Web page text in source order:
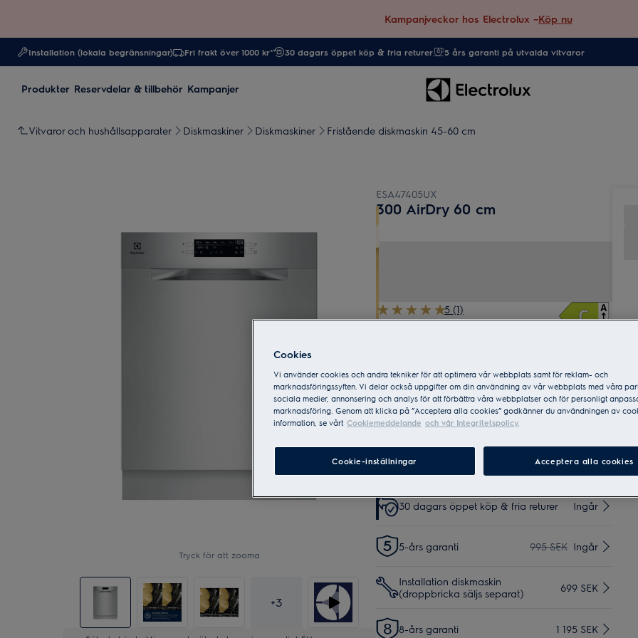
Kampanjveckor hos Electrolux –Köp nu
Installation (lokala begränsningar) Fri frakt över 1000 kr* 30 dagars öppet köp & fria returer 5 års garanti på utvalda vitvaror
Produkter Reservdelar & tillbehör Kampanjer
Vitvaror och hushållsapparater Diskmaskiner Diskmaskiner Fristående diskmaskin 45-60 cm
Tryck för att zooma
+3
ESA47405UX
300 AirDry 60 cm
5 (1)
Bring – Hemleverans tomtgräns 299 SEK
Schenker – Hemleverans tomtgräns
Hemleverans med inbärning 599 SEK
30 dagars öppet köp & fria returer Ingår
5-års garanti 995 SEK Ingår
Installation diskmaskin
(droppbricka säljs separat)
699 SEK
8-års garanti 1 195 SEK
Cookies
Vi använder cookies och andra tekniker för att optimera vår webbplats samt för reklam- och
marknadsföringssyften. Vi delar också uppgifter om din användning av vår webbplats med våra
sociala medier, annonsering och analys för att förbättra våra webbplatser och för personligt
marknadsföring. Genom att klicka på ”Acceptera alla cookies” godkänner du användningen av
information, se vårt Cookiemeddelande och vår Integritetspolicy.
Cookie-inställningar Acceptera alla cookies